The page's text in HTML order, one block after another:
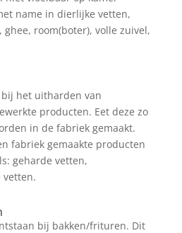
name in dierlijke vetten,
ghee, room(boter), volle zuivel,
het uitharden van
producten. Eet deze zo
in de fabriek gemaakt.
fabriek gemaakte producten
geharde vetten,
vetten.
bij bakken/frituren. Dit